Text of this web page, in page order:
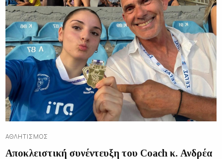
ΑΘΛΗΤΙΣΜΌΣ
Αποκλειστική συνέντευξη του Coach κ. Ανδρέα